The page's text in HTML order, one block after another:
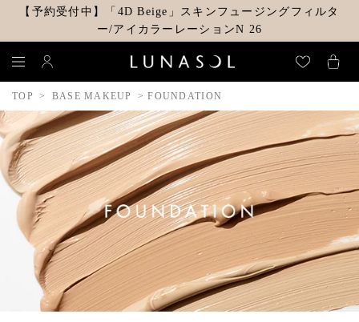
【予約受付中】「4D Beige」スキンフュージングフィルタ
ー/アイカラーレーションN 26
TOP BASE MAKEUP FOUNDATION